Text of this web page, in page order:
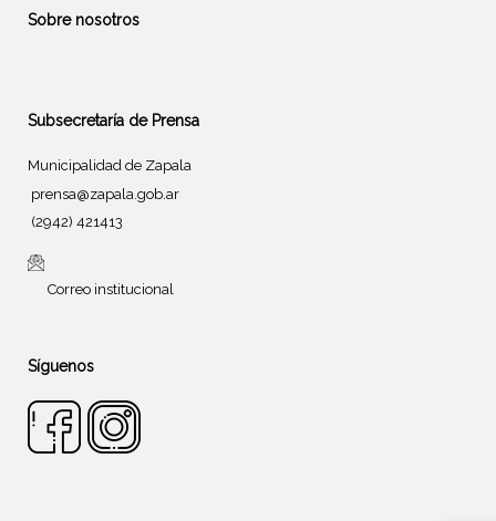
Sobre nosotros
Subsecretaría de Prensa
Municipalidad de Zapala
prensa@zapala.gob.ar
(2942) 421413
Correo institucional
Síguenos